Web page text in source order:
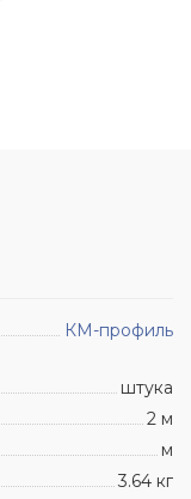
КМ-профиль
штука
2 м
м
3.64 кг